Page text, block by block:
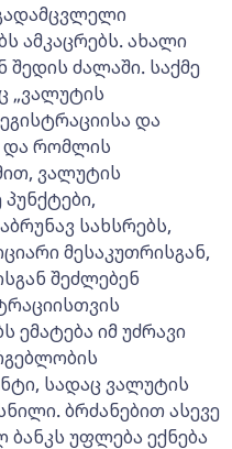
ამკაცრებს. ახალი
შედის ძალაში. საქმე
„ვალუტის
და
და რომლის
ვალუტის
სახსრებს,
მესაკუთრისგან,
შეძლებენ
იმ უძრავი
სადაც ვალუტის
ბრძანებით ასევე
უფლება ექნება